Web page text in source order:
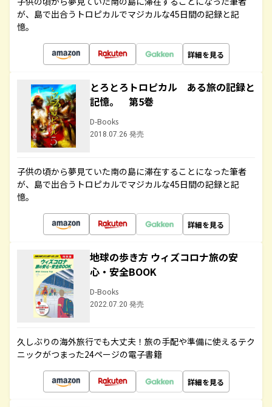
が、島で出合うトロピカルでマジカルな45日間の記録と記
憶。
詳細を見る
とろとろトロピカル ある旅の記録と
記憶。 第5巻
D-Books
2018.07.26 発売
子供の頃から夢見ていた南の島に滞在することになった筆者
が、島で出合うトロピカルでマジカルな45日間の記録と記
憶。
詳細を見る
地球の歩き方 ウィズコロナ旅の安
心・安全BOOK
D-Books
2022.07.20 発売
久しぶりの海外旅行でも大丈夫！旅の手配や準備に使えるテク
ニックがつまった24ページの電子書籍
詳細を見る